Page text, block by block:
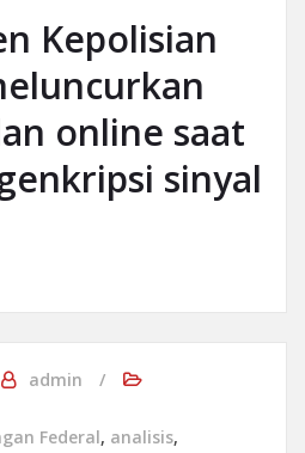
Kepolisian
online saat
sinyal
admin
Federal, analisis,